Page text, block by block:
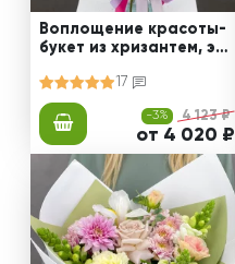
Воплощение красоты-
букет из хризантем, эус
17
-3% 4 123 ₽
от 4 020 ₽